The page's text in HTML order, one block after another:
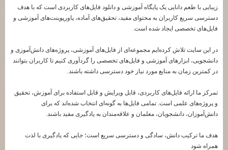
زیبایی با طعم دانایی یک پایگاه آموزشی و دانلود فایل‌های کاربردی است که با هدف
دسترسی سریع کاربران به محتوای مفید، تحقیق‌های آماده، پاورپوینت‌های آموزشی و
فایل‌های تخصصی ایجاد شده است.
در این سایت تلاش کرده‌ایم مجموعه‌ای از فایل‌های آموزشی، پروژه‌های دانش‌آموزی و
دانشجویی، ابزارهای آموزشی و فایل‌های تخصصی را گردآوری کنیم تا کاربران بتوانند
در کمترین زمان به منابع مورد نیاز خود دسترسی داشته باشند.
تمرکز ما ارائه فایل‌های کاربردی، قابل ویرایش و قابل استفاده برای آموزش، تحقیق
و پروژه‌های علمی است. تمامی فایل‌ها به گونه‌ای انتخاب شده‌اند که برای
دانش‌آموزان، دانشجویان، معلمان و علاقه‌مندان به یادگیری مفید باشند.
هدف ما ترکیب دانش، سادگی و دسترسی سریع است؛ جایی که یادگیری با لذت
همراه شود